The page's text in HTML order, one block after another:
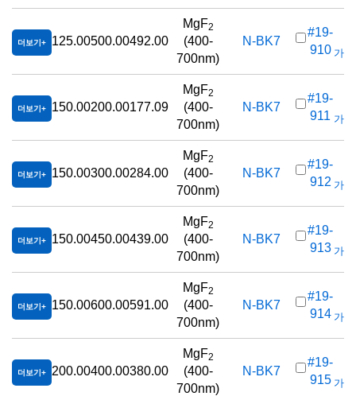
더보기 125.00500.00492.00
MgF2
(400-
700nm)
N-BK7
#19-
910 가
더보기 150.00200.00177.09
MgF2
(400-
700nm)
N-BK7
#19-
911 가
더보기 150.00300.00284.00
MgF2
(400-
700nm)
N-BK7
#19-
912 가
더보기 150.00450.00439.00
MgF2
(400-
700nm)
N-BK7
#19-
913 가
더보기 150.00600.00591.00
MgF2
(400-
700nm)
N-BK7
#19-
914 가
더보기 200.00400.00380.00
MgF2
(400-
700nm)
N-BK7
#19-
915 가